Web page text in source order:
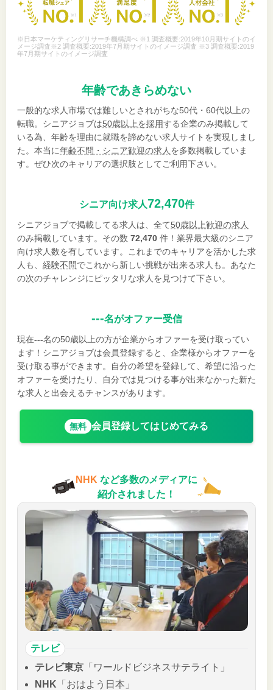
※日本マーケティングリサーチ機構調べ ※1 調査概要:2019年10月期サイトのイ
メージ調査※2 調査概要:2019年7月期サイトのイメージ調査 ※3 調査概要:2019
年7月期サイトのイメージ調査
年齢であきらめない
一般的な求人市場では難しいとされがちな50代・60代以上の
転職。シニアジョブは50歳以上を採用する企業のみ掲載して
いる為、年齢を理由に就職を諦めない求人サイトを実現しまし
た。本当に年齢不問・シニア歓迎の求人 を多数掲載していま
す。ぜひ次のキャリアの選択肢としてご利用下さい。
シニア向け求人72,470件
シニアジョブで掲載してる求人は、全て50歳以上歓迎の求人
のみ掲載しています。その数 72,470 件！業界最大級のシニア
向け求人数を有しています。これまでのキャリアを活かした求
人も、 経験不問でこれから新しい挑戦が出来る求人も。あなた
の次のチャレンジにピッタリな求人を見つけて下さい。
---名がオファー受信
現在---名の50歳以上の方が企業からオファーを受け取ってい
ます！シニアジョブは会員登録すると、企業様からオファーを
受け取る事ができます。自分の希望を登録して、希望に沿った
オファーを受けたり、自分では見つける事が出来なかった新た
な求人と出会えるチャンスがあります。
無料 会員登録してはじめてみる
NHK など多数のメディアに
紹介されました！
テレビ
テレビ東京 「ワールドビジネスサテライト」
NHK 「おはよう日本」